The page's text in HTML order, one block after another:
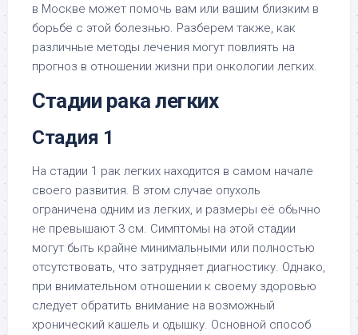
в Москве может помочь вам или вашим близким в
борьбе с этой болезнью. Разберем также, как
различные методы лечения могут повлиять на
прогноз в отношении жизни при онкологии легких.
Стадии рака легких
Стадия 1
На стадии 1 рак легких находится в самом начале
своего развития. В этом случае опухоль
ограничена одним из легких, и размеры её обычно
не превышают 3 см. Симптомы на этой стадии
могут быть крайне минимальными или полностью
отсутствовать, что затрудняет диагностику. Однако,
при внимательном отношении к своему здоровью
следует обратить внимание на возможный
хронический кашель и одышку. Основной способ